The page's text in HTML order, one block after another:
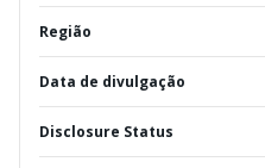
Região
Data de divulgação
Disclosure Status